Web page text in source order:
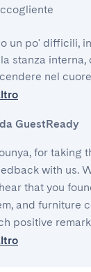
stanza interna,
nel
GuestReady
for taking
with us.
that you
and furniture
positive